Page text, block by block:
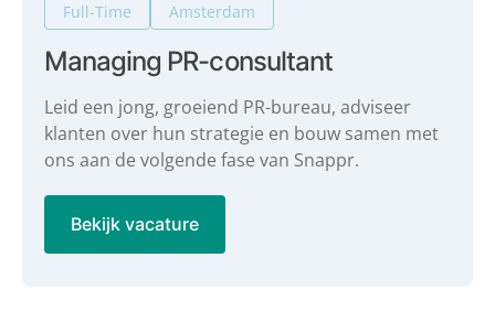
Full-Time Amsterdam
Managing PR-consultant
Leid een jong, groeiend PR-bureau, adviseer
klanten over hun strategie en bouw samen met
ons aan de volgende fase van Snappr.
Bekijk vacature